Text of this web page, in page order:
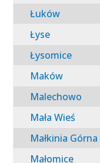
Łuków
Łyse
Łysomice
Maków
Malechowo
Mała Wieś
Małkinia Górna
Małomice